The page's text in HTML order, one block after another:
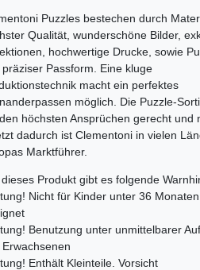
Puzzles bestechen durch
Qualität, wunderschöne Bilder,
hochwertige Drucke, sowie
präziser Passform. Eine kluge
macht ein perfektes
möglich. Die Puzzle-
höchsten Ansprüchen gerecht und
dadurch ist Clementoni in vielen
Marktführer.
Produkt gibt es folgende
Nicht für Kinder unter 36 Monaten
Benutzung unter unmittelbarer
Enthält Kleinteile. Vorsicht